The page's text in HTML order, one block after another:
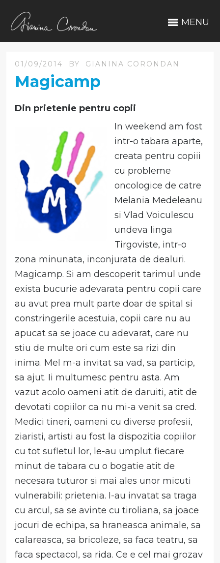
MENU
01/09/2014 BY GIANINA CORONDAN
Magicamp
Din prietenie pentru copii
In weekend am fost
intr-o tabara aparte,
creata pentru copiii
cu probleme
oncologice de catre
Melania Medeleanu
si Vlad Voiculescu
undeva linga
Tirgoviste, intr-o
zona minunata, inconjurata de dealuri.
Magicamp. Si am descoperit tarimul unde
exista bucurie adevarata pentru copii care
au avut prea mult parte doar de spital si
constringerile acestuia, copii care nu au
apucat sa se joace cu adevarat, care nu
stiu de multe ori cum este sa rizi din
inima. Mel m-a invitat sa vad, sa particip,
sa ajut. Ii multumesc pentru asta. Am
vazut acolo oameni atit de daruiti, atit de
devotati copiilor ca nu mi-a venit sa cred.
Medici tineri, oameni cu diverse profesii,
ziaristi, artisti au fost la dispozitia copiilor
cu tot sufletul lor, le-au umplut fiecare
minut de tabara cu o bogatie atit de
necesara tuturor si mai ales unor micuti
vulnerabili: prietenia. I-au invatat sa traga
cu arcul, sa se avinte cu tiroliana, sa joace
jocuri de echipa, sa hraneasca animale, sa
calareasca, sa bricoleze, sa faca teatru, sa
faca spectacol, sa rida. Ce e cel mai grozav